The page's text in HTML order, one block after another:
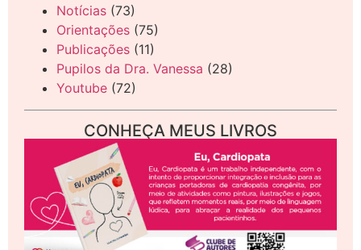
Notícias (73)
Orientações (75)
Publicações (11)
Pupilos da Dra. Vanessa (28)
Youtube (72)
CONHEÇA MEUS LIVROS